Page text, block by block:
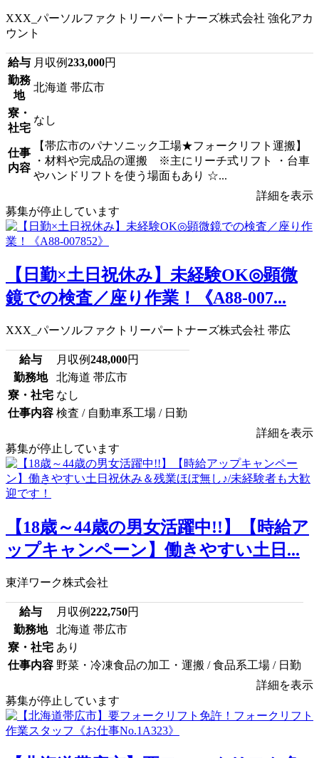
XXX_パーソルファクトリーパートナーズ株式会社 強化アカ
ウント
給与 月収例233,000円
勤務
地
北海道 帯広市
寮・
社宅
なし
仕事
内容
【帯広市のパナソニック工場★フォークリフト運搬】
・材料や完成品の運搬 ※主にリーチ式リフト ・台車
やハンドリフトを使う場面もあり ☆...
詳細を表示
募集が停止しています
【日勤×土日祝休み】未経験OK◎顕微
鏡での検査／座り作業！《A88-007...
XXX_パーソルファクトリーパートナーズ株式会社 帯広
給与 月収例248,000円
勤務地
北海道 帯広市
寮・社宅 なし
仕事内容 検査 / 自動車系工場 / 日勤
詳細を表示
募集が停止しています
【18歳～44歳の男女活躍中!!】【時給ア
ップキャンペーン】働きやすい土日...
東洋ワーク株式会社
給与 月収例222,750円
勤務地
北海道 帯広市
寮・社宅 あり
仕事内容 野菜・冷凍食品の加工・運搬 / 食品系工場 / 日勤
詳細を表示
募集が停止しています